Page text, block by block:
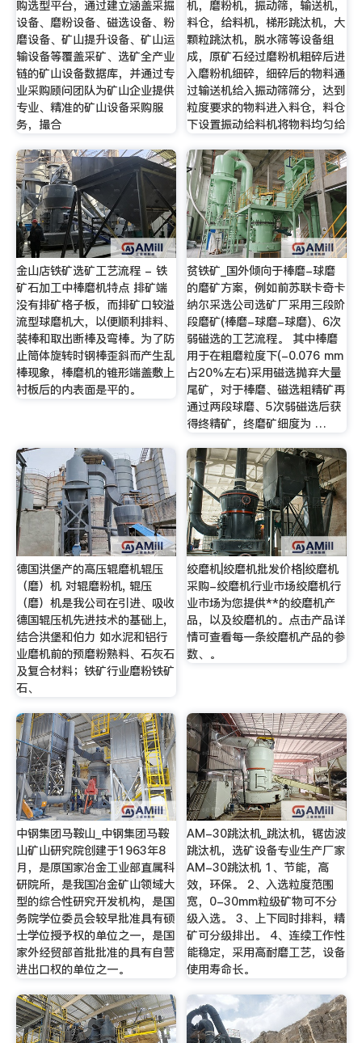
购选型平台，通过建立涵盖采掘
设备、磨粉设备、磁选设备、粉
磨设备、矿山提升设备、矿山运
输设备等覆盖采矿、选矿全产业
链的矿山设备数据库，并通过专
业采购顾问团队为矿山企业提供
专业、精准的矿山设备采购服
务，撮合
机，磨粉机，振动筛，输送机，
料仓，给料机，梯形跳汰机，大
颗粒跳汰机，脱水筛等设备组
成，原矿石经过磨粉机粗碎后进
入磨粉机细碎，细碎后的物料通
过输送机给入振动筛筛分，达到
粒度要求的物料进入料仓，料仓
下设置振动给料机将物料均匀给
金山店铁矿选矿工艺流程 - 铁
矿石加工中棒磨机特点 排矿端
没有排矿格子板，而排矿口较溢
流型球磨机大，以便顺利排料、
装棒和取出断棒及弯棒。为了防
止筒体旋转时钢棒歪斜而产生乱
棒现象，棒磨机的锥形端盖敷上
衬板后的内表面是平的。
贫铁矿_国外倾向于棒磨-球磨
的磨矿方案，例如前苏联卡奇卡
纳尔采选公司选矿厂采用三段阶
段磨矿(棒磨-球磨-球磨)、6次
弱磁选的工艺流程。 其中棒磨
用于在粗磨粒度下(-0.076 mm
占20%左右)采用磁选抛弃大量
尾矿，对于棒磨、磁选粗精矿再
通过两段球磨、5次弱磁选后获
得终精矿，终磨矿细度为 …
德国洪堡产的高压辊磨机辊压
（磨）机 对辊磨粉机, 辊压
（磨）机是我公司在引进、吸收
德国辊压机先进技术的基础上,
结合洪堡和伯力 如水泥和铝行
业磨机前的预磨粉熟料、石灰石
及复合材料；铁矿行业磨粉铁矿
石、
绞磨机|绞磨机批发价格|绞磨机
采购-绞磨机行业市场绞磨机行
业市场为您提供**的绞磨机产
品，以及绞磨机的。点击产品详
情可查看每一条绞磨机产品的参
数、。
中钢集团马鞍山_中钢集团马鞍
山矿山研究院创建于1963年8
月，是原国家冶金工业部直属科
研院所，是我国冶金矿山领域大
型的综合性研究开发机构，是国
务院学位委员会较早批准具有硕
士学位授予权的单位之一，是国
家外经贸部首批批准的具有自营
进出口权的单位之一。
AM-30跳汰机_跳汰机，锯齿波
跳汰机，选矿设备专业生产厂家
AM-30跳汰机 1、节能，高
效，环保。 2、入选粒度范围
宽，0-30mm粒级矿物可不分
级入选。 3、上下同时排料，精
矿可分级排出。 4、连续工作性
能稳定，采用高耐磨工艺，设备
使用寿命长。